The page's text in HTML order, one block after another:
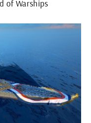
of Warships